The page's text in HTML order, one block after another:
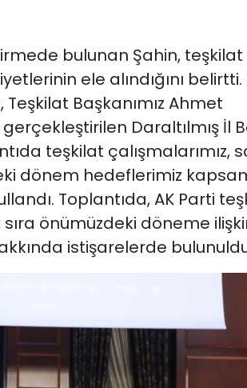
bulunan Şahin, teşkilat
ele alındığını belirtti.
Teşkilat Başkanımız Ahmet
Daraltılmış İl
teşkilat çalışmalarımız,
dönem hedeflerimiz
Toplantıda, AK Parti
önümüzdeki döneme
istişarelerde